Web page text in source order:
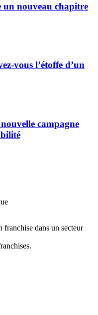
un nouveau chapitre
vous l’étoffe d’un
campagne
franchise dans un secteur